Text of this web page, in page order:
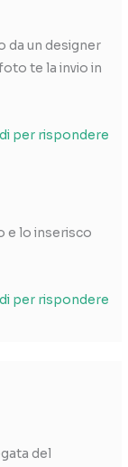
da un designer
te la invio in
per rispondere
e lo inserisco
per rispondere
del